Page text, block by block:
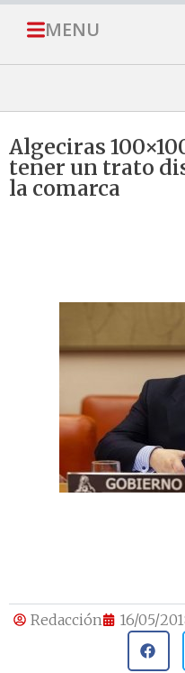
MENU
Algeciras
tener un trato
la comarca
Redacción 16/05/